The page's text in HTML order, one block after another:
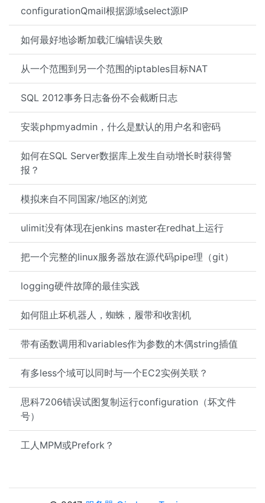
configurationQmail根据源域select源IP
如何最好地诊断加载汇编错误失败
从一个范围到另一个范围的iptables目标NAT
SQL 2012事务日志备份不会截断日志
安装phpmyadmin，什么是默认的用户名和密码
如何在SQL Server数据库上发生自动增长时获得警
报？
模拟来自不同国家/地区的浏览
ulimit没有体现在jenkins master在redhat上运行
把一个完整的linux服务器放在源代码pipe理（git）
logging硬件故障的最佳实践
如何阻止坏机器人，蜘蛛，履带和收割机
带有函数调用和variables作为参数的木偶string插值
有多less个域可以同时与一个EC2实例关联？
思科7206错误试图复制运行configuration（坏文件
号）
工人MPM或Prefork？